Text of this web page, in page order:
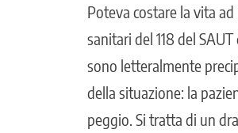
Poteva costare la vita
sanitari del 118 del
sono letteralmente
della situazione: la
peggio. Si tratta di un